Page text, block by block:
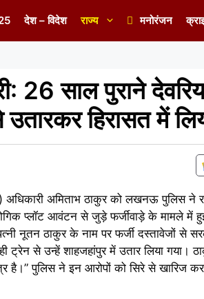
देश – विदेश राज्य मनोरंजन
26 साल पुराने
हिरासत में
अमिताभ ठाकुर को लखनऊ पुलिस ने
प्लॉट आवंटन से जुड़े फर्जीवाड़े के मामले में
नूतन ठाकुर के नाम पर फर्जी दस्तावेजों से
ट्रेन से उन्हें शाहजहांपुर में उतार लिया गया।
है।” पुलिस ने इन आरोपों को सिरे से खारिज